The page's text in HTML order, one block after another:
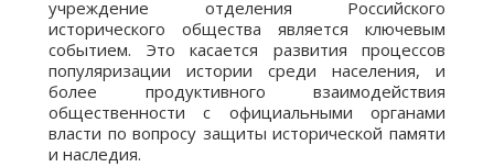
учреждение отделения Российского
исторического общества является ключевым
событием. Это касается развития процессов
популяризации истории среди населения, и
более продуктивного взаимодействия
общественности с официальными органами
власти по вопросу защиты исторической памяти
и наследия.